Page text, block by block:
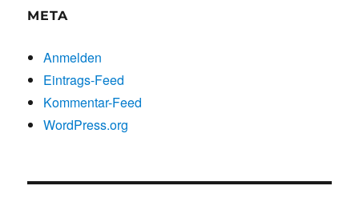
META
Anmelden
Eintrags-Feed
Kommentar-Feed
WordPress.org